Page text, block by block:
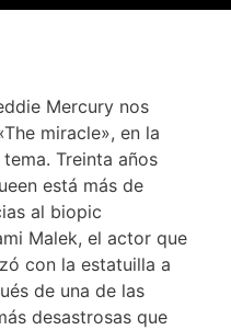
Mercury nos
miracle», en la
Treinta años
está más de
al biopic
Malek, el actor que
con la estatuilla a
de una de las
desastrosas que